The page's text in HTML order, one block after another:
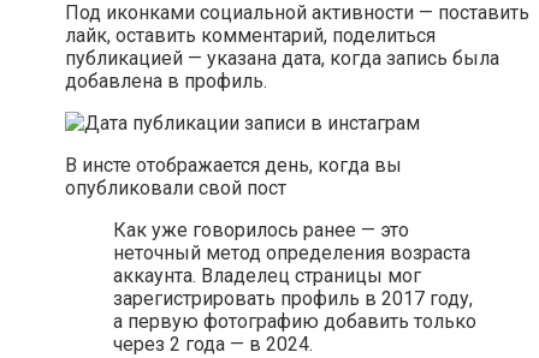
Под иконками социальной активности — поставить
лайк, оставить комментарий, поделиться
публикацией — указана дата, когда запись была
добавлена в профиль.
В инсте отображается день, когда вы
опубликовали свой пост
Как уже говорилось ранее — это
неточный метод определения возраста
аккаунта. Владелец страницы мог
зарегистрировать профиль в 2017 году,
а первую фотографию добавить только
через 2 года — в 2024.